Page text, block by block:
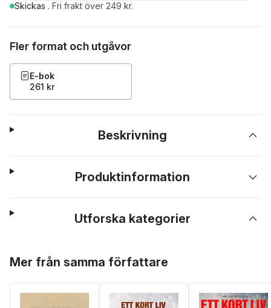
Skickas . Fri frakt över 249 kr.
Fler format och utgåvor
E-bok
261 kr
Beskrivning
Produktinformation
Utforska kategorier
Mer från samma författare